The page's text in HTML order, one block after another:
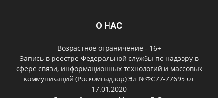
О НАС
Возрастное ограничение - 16+
Запись в реестре Федеральной службы по надзору в
сфере связи, информационных технологий и массовых
коммуникаций (Роскомнадзор) Эл №ФС77-77695 от
17.01.2020